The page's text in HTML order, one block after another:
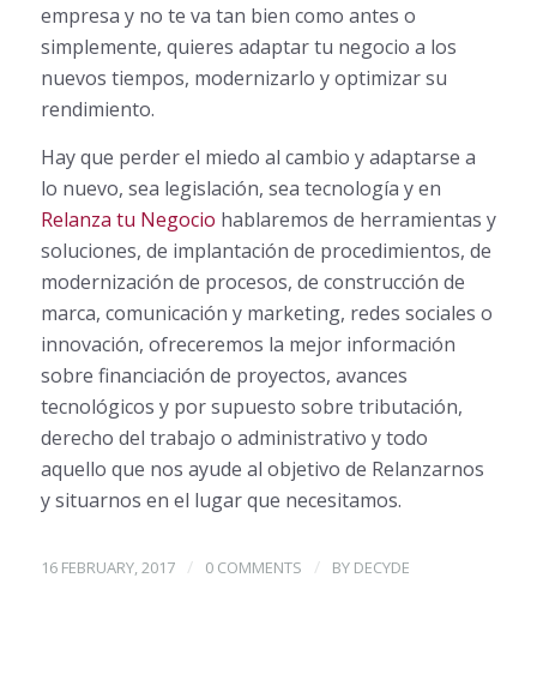
empresa y no te va tan bien como antes o
simplemente, quieres adaptar tu negocio a los
nuevos tiempos, modernizarlo y optimizar su
rendimiento.
Hay que perder el miedo al cambio y adaptarse a
lo nuevo, sea legislación, sea tecnología y en
Relanza tu Negocio hablaremos de herramientas y
soluciones, de implantación de procedimientos, de
modernización de procesos, de construcción de
marca, comunicación y marketing, redes sociales o
innovación, ofreceremos la mejor información
sobre financiación de proyectos, avances
tecnológicos y por supuesto sobre tributación,
derecho del trabajo o administrativo y todo
aquello que nos ayude al objetivo de Relanzarnos
y situarnos en el lugar que necesitamos.
16 FEBRUARY, 2017 / 0 COMMENTS / BY DECYDE